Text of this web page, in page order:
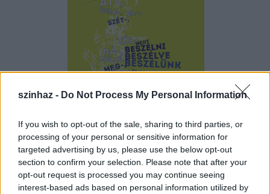
szinhaz - Do Not Process My Personal Information
If you wish to opt-out of the sale, sharing to third parties, or
processing of your personal or sensitive information for
targeted advertising by us, please use the below opt-out
section to confirm your selection. Please note that after your
opt-out request is processed you may continue seeing
interest-based ads based on personal information utilized by